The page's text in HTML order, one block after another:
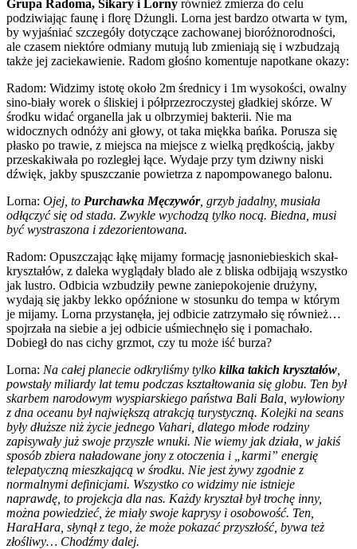
Grupa Radoma, Sikary i Lorny również zmierza do celu
podziwiając faunę i florę Dżungli. Lorna jest bardzo otwarta w tym,
by wyjaśniać szczegóły dotyczące zachowanej bioróżnorodności,
ale czasem niektóre odmiany mutują lub zmieniają się i wzbudzają
także jej zaciekawienie. Radom głośno komentuje napotkane okazy:
Radom: Widzimy istotę około 2m średnicy i 1m wysokości, owalny
sino-biały worek o śliskiej i półprzezroczystej gładkiej skórze. W
środku widać organella jak u olbrzymiej bakterii. Nie ma
widocznych odnóży ani głowy, ot taka miękka bańka. Porusza się
płasko po trawie, z miejsca na miejsce z wielką prędkością, jakby
przeskakiwała po rozległej łące. Wydaje przy tym dziwny niski
dźwięk, jakby spuszczanie powietrza z napompowanego balonu.
Lorna: Ojej, to Purchawka Męczywór, grzyb jadalny, musiała
odłączyć się od stada. Zwykle wychodzą tylko nocą. Biedna, musi
być wystraszona i zdezorientowana.
Radom: Opuszczając łąkę mijamy formację jasnoniebieskich skał-
kryształów, z daleka wyglądały blado ale z bliska odbijają wszystko
jak lustro. Odbicia wzbudziły pewne zaniepokojenie drużyny,
wydają się jakby lekko opóźnione w stosunku do tempa w którym
je mijamy. Lorna przystanęła, jej odbicie zatrzymało się również…
spojrzała na siebie a jej odbicie uśmiechnęło się i pomachało.
Dobiegł do nas cichy grzmot, czy tu może iść burza?
Lorna: Na całej planecie odkryliśmy tylko kilka takich kryształów
powstały miliardy lat temu podczas kształtowania się globu. Ten był
skarbem narodowym wyspiarskiego państwa Bali Bala, wyłowiony
z dna oceanu był największą atrakcją turystyczną. Kolejki na seans
były dłuższe niż życie jednego Vahari, dlatego młode rodziny
zapisywały już swoje przyszłe wnuki. Nie wiemy jak działa, w jakiś
sposób zbiera naładowane jony z otoczenia i „karmi” energię
telepatyczną mieszkającą w środku. Nie jest żywy zgodnie z
normalnymi definicjami. Wszystko co widzimy nie istnieje
naprawdę, to projekcja dla nas. Każdy kryształ był trochę inny,
można powiedzieć, że miały swoje kaprysy i osobowość. Ten,
HaraHara, słynął z tego, że może pokazać przyszłość, bywa też
złośliwy… Chodźmy dalej.